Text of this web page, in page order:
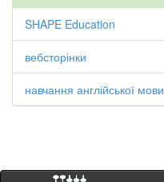
SHAPE Education
вебсторінки
навчання англійської мови